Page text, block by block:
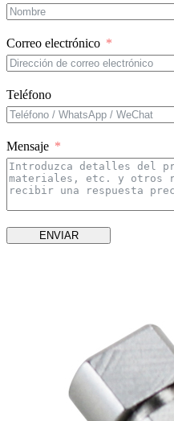
Correo electrónico
Teléfono
Mensaje
ENVIAR